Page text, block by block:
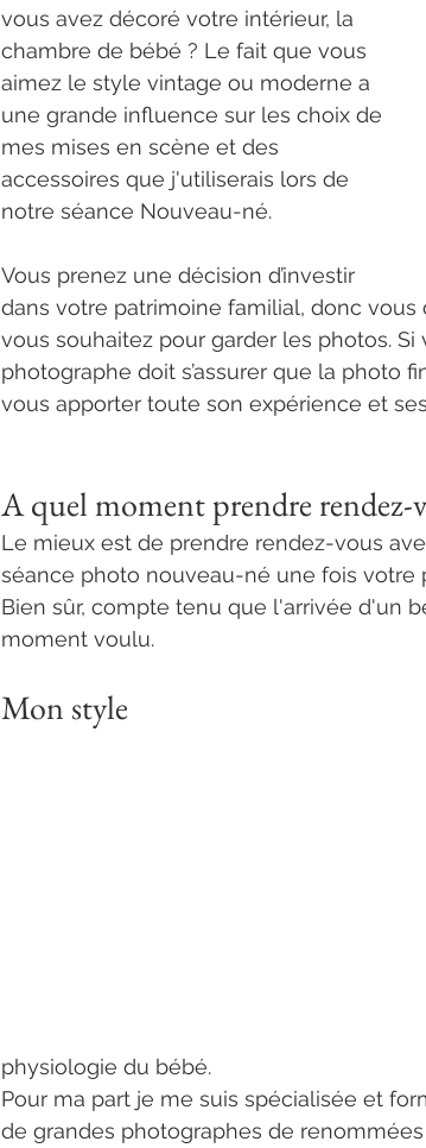
vous avez décoré votre intérieur, la
chambre de bébé ? Le fait que vous
aimez le style vintage ou moderne a
une grande influence sur les choix de
mes mises en scène et des
accessoires que j'utiliserais lors de
notre séance Nouveau-né.
Vous prenez une décision d’investir
dans votre patrimoine familial, donc
vous souhaitez pour garder les photos.
photographe doit s’assurer que la photo
vous apporter toute son expérience et
A quel moment prendre rendez-
Le mieux est de prendre rendez-vous
séance photo nouveau-né une fois votre
Bien sûr, compte tenu que l'arrivée d'un
moment voulu.
Mon style
physiologie du bébé.
Pour ma part je me suis spécialisée et
de grandes photographes de